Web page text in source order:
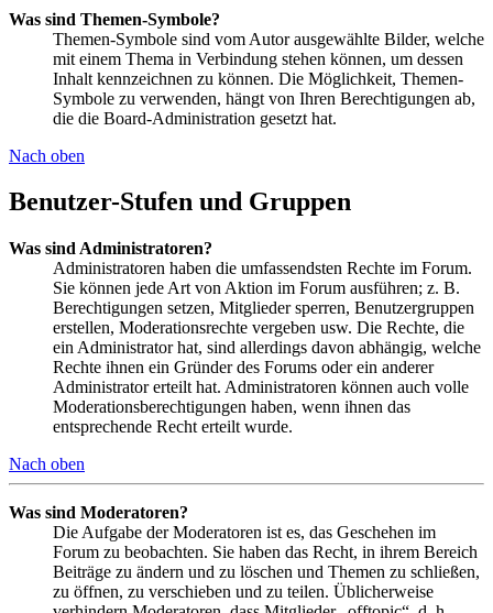
Was sind Themen-Symbole?
Themen-Symbole sind vom Autor ausgewählte Bilder, welche
mit einem Thema in Verbindung stehen können, um dessen
Inhalt kennzeichnen zu können. Die Möglichkeit, Themen-
Symbole zu verwenden, hängt von Ihren Berechtigungen ab,
die die Board-Administration gesetzt hat.
Nach oben
Benutzer-Stufen und Gruppen
Was sind Administratoren?
Administratoren haben die umfassendsten Rechte im Forum.
Sie können jede Art von Aktion im Forum ausführen; z. B.
Berechtigungen setzen, Mitglieder sperren, Benutzergruppen
erstellen, Moderationsrechte vergeben usw. Die Rechte, die
ein Administrator hat, sind allerdings davon abhängig, welche
Rechte ihnen ein Gründer des Forums oder ein anderer
Administrator erteilt hat. Administratoren können auch volle
Moderationsberechtigungen haben, wenn ihnen das
entsprechende Recht erteilt wurde.
Nach oben
Was sind Moderatoren?
Die Aufgabe der Moderatoren ist es, das Geschehen im
Forum zu beobachten. Sie haben das Recht, in ihrem Bereich
Beiträge zu ändern und zu löschen und Themen zu schließen,
zu öffnen, zu verschieben und zu teilen. Üblicherweise